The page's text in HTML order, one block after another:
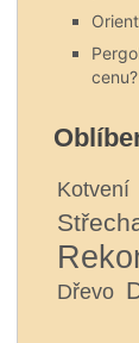
cenu?
Kotvení
Dřevo